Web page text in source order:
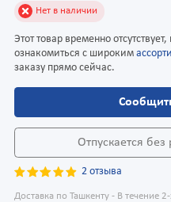
Нет в наличии
Этот товар временно
ознакомиться с широким
заказу прямо сейчас.
Отпускается без
2 отзыва
Доставка по Ташкенту - В течение